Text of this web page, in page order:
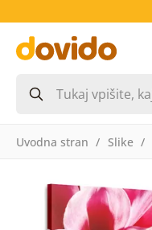
Uvodna stran Slike